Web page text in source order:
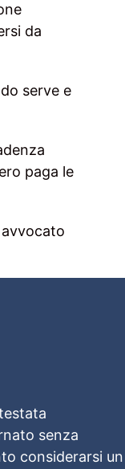
da
serve e
paga le
senza
considerarsi un